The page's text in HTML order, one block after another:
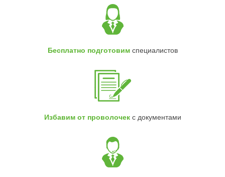
Бесплатно подготовимспециалистов
Избавим от проволочекс документами